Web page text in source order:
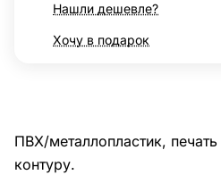
Нашли дешевле?
Хочу в подарок
ПВХ/металлопластик,
контуру.